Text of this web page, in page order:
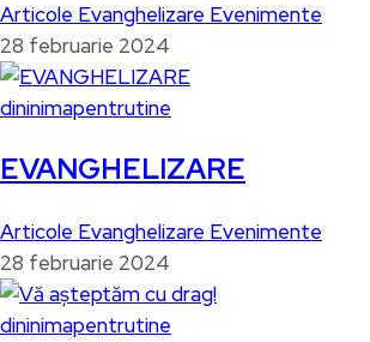
Articole Evanghelizare Evenimente
28 februarie 2024
dininimapentrutine
EVANGHELIZARE
Articole Evanghelizare Evenimente
28 februarie 2024
dininimapentrutine